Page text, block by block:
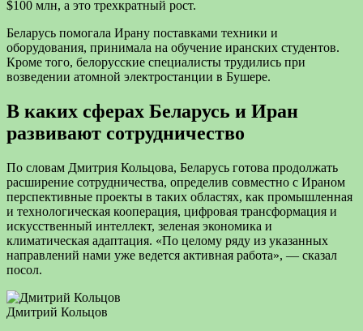
$100 млн, а это трехкратный рост.
Беларусь помогала Ирану поставками техники и
оборудования, принимала на обучение иранских студентов.
Кроме того, белорусские специалисты трудились при
возведении атомной электростанции в Бушере.
В каких сферах Беларусь и Иран
развивают сотрудничество
По словам Дмитрия Кольцова, Беларусь готова продолжать
расширение сотрудничества, определив совместно с Ираном
перспективные проекты в таких областях, как промышленная
и технологическая кооперация, цифровая трансформация и
искусственный интеллект, зеленая экономика и
климатическая адаптация. «По целому ряду из указанных
направлений нами уже ведется активная работа», — сказал
посол.
Дмитрий Кольцов